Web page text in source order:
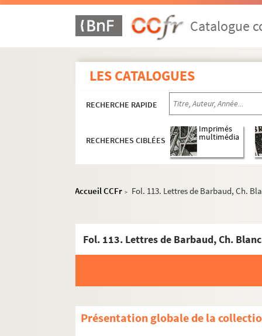
Catalogue
LES CATALOGUES
RECHERCHE RAPIDE
RECHERCHES CIBLÉES
Imprimés
multimédia
Accueil CCFr > Fol. 113. Lettres de Barbaud, Ch.
Présentation globale de la
Revues
2-MS-1413. Activités diverses de Chassin,
2-MS-1417. Jean-Baptiste-Adolphe Charras